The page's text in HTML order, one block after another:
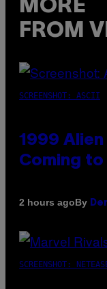
MORE
FROM
SCREENSHOT: ASCII
1999
Coming
2 hours agoBy
SCREENSHOT: